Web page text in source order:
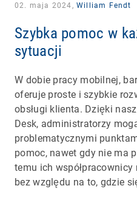
02. maja 2024, William Fendt
Szybka pomoc w
sytuacji
W dobie pracy mobilnej,
oferuje proste i szybkie
obsługi klienta. Dzięki
Desk, administratorzy
problematycznymi
pomoc, nawet gdy nie ma
temu ich współpracownicy
bez względu na to, gdzie